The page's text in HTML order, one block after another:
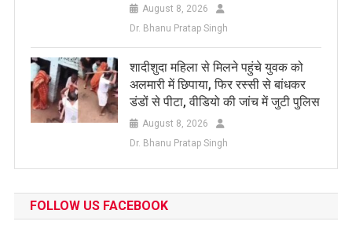
August 8, 2026
Dr. Bhanu Pratap Singh
शादीशुदा महिला से मिलने पहुंचे युवक को
अलमारी में छिपाया, फिर रस्सी से बांधकर
डंडों से पीटा, वीडियो की जांच में जुटी पुलिस
August 8, 2026
Dr. Bhanu Pratap Singh
FOLLOW US FACEBOOK